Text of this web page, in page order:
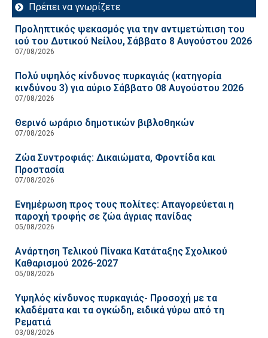
Πρέπει να γνωρίζετε
Προληπτικός ψεκασμός για την αντιμετώπιση του
ιού του Δυτικού Νείλου, Σάββατο 8 Αυγούστου 2026
07/08/2026
Πολύ υψηλός κίνδυνος πυρκαγιάς (κατηγορία
κινδύνου 3) για αύριο Σάββατο 08 Αυγούστου 2026
07/08/2026
Θερινό ωράριο δημοτικών βιβλοθηκών
07/08/2026
Ζώα Συντροφιάς: Δικαιώματα, Φροντίδα και
Προστασία
07/08/2026
Ενημέρωση προς τους πολίτες: Απαγορεύεται η
παροχή τροφής σε ζώα άγριας πανίδας
05/08/2026
Ανάρτηση Τελικού Πίνακα Κατάταξης Σχολικού
Καθαρισμού 2026-2027
05/08/2026
Υψηλός κίνδυνος πυρκαγιάς- Προσοχή με τα
κλαδέματα και τα ογκώδη, ειδικά γύρω από τη
Ρεματιά
03/08/2026